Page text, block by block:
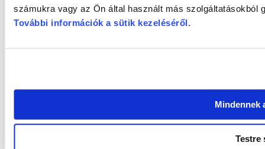
számukra vagy az Ön által használt más szolgáltatásokból
További információk a sütik kezeléséről.
Mindennek
Testre